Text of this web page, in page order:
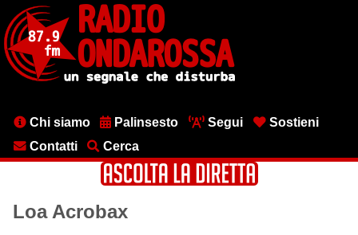
contenuto
principale
MenuChi siamo Palinsesto Segui
Sostieni
Contatti
Cerca
Loa Acrobax